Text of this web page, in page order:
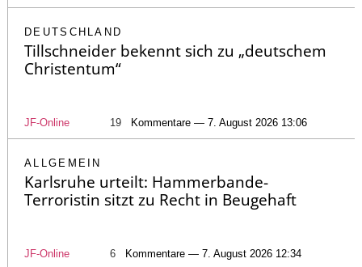
DEUTSCHLAND
Tillschneider bekennt sich zu „deutschem
Christentum“
JF-Online 19 Kommentare — 7. August 2026 13:06
ALLGEMEIN
Karlsruhe urteilt: Hammerbande-
Terroristin sitzt zu Recht in Beugehaft
JF-Online 6 Kommentare — 7. August 2026 12:34